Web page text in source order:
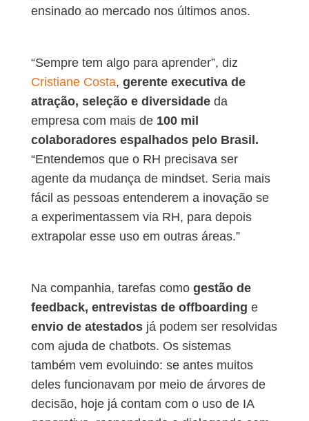
ensinado ao mercado nos últimos anos.
“Sempre tem algo para aprender”, diz
Cristiane Costa, gerente executiva de
atração, seleção e diversidadeda
empresa com mais de 100 mil
colaboradores espalhados pelo Brasil.
“Entendemos que o RH precisava ser
agente da mudança de mindset. Seria mais
fácil as pessoas entenderem a inovação se
a experimentassem via RH, para depois
extrapolar esse uso em outras áreas.”
Na companhia, tarefas comogestão de
feedback, entrevistas de offboarding e
envio de atestadosjá podem ser resolvidas
com ajuda de chatbots. Os sistemas
também vem evoluindo: se antes muitos
deles funcionavam por meio de árvores de
decisão, hoje já contam com o uso de IA